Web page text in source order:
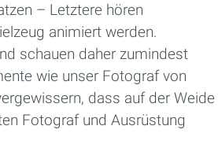
– Letztere hören
animiert werden.
schauen daher zumindest
wie unser Fotograf von
dass auf der Weide
Fotograf und Ausrüstung